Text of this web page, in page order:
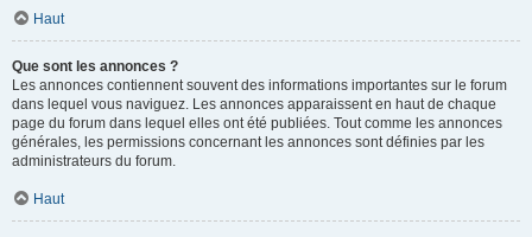
Haut
Que sont les annonces ?
Les annonces contiennent souvent des informations importantes sur le forum
dans lequel vous naviguez. Les annonces apparaissent en haut de chaque
page du forum dans lequel elles ont été publiées. Tout comme les annonces
générales, les permissions concernant les annonces sont définies par les
administrateurs du forum.
Haut